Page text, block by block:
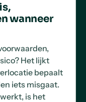
wanneer
Het lijkt
bepaalt
iets misgaat.
is het